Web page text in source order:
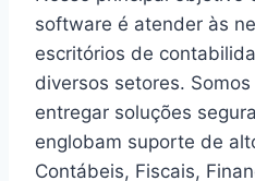
software é atender às
escritórios de
diversos setores.
entregar soluções
englobam suporte de
Contábeis, Fiscais,